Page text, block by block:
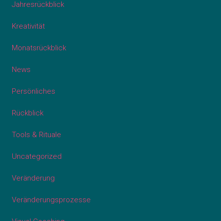
Jahresrückblick
Kreativität
Monatsrückblick
News
Persönliches
Rückblick
Tools & Rituale
Uncategorized
Veränderung
Veränderungsprozesse